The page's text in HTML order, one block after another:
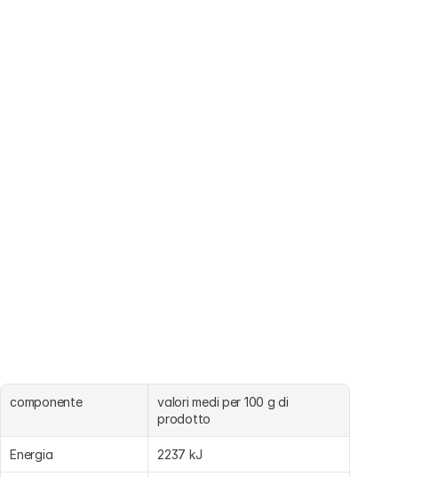
componente
valori medi per 100 g di
prodotto
Energia 2237 kJ